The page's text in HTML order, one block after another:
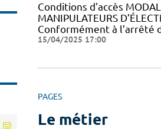
Conditions d'accès
MANIPULATEURS
Conformément à l’arrêté
15/04/2025 17:00
PAGES
Le métier